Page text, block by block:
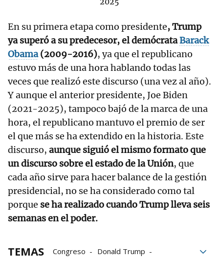
En su primera etapa como presidente, Trump
ya superó a su predecesor, el demócrataBarack
Obama(2009-2016), ya que el republicano
estuvo más de una hora hablando todas las
veces que realizó este discurso (una vez al año).
Y aunque el anterior presidente, Joe Biden
(2021-2025), tampoco bajó de la marca de una
hora, el republicano mantuvo el premio de ser
el que más se ha extendido en la historia. Este
discurso, aunque siguió el mismo formato que
un discurso sobre el estado de la Unión, que
cada año sirve para hacer balance de la gestión
presidencial, no se ha considerado como tal
porque se ha realizado cuando Trump lleva seis
semanas en el poder.
TEMAS Congreso
Donald Trump